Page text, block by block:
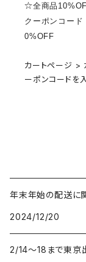
☆全商品
クーポンコー
0%OFF
カートページ >
ーポンコードを
年末年始の配送に
2024/12/20
2/14〜18まで東京